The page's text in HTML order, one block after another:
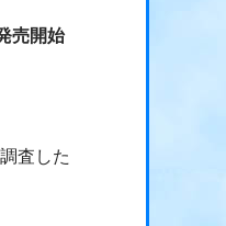
売開始
査した